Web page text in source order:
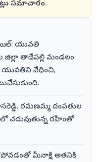
సమాచారం.
యువతి
జిల్లా తాడేపల్లి మండలం
యువతిని వేధించి,
రమణమ్మ దంపతుల
చదువుతున్న రహీంతో
మీనాక్షి అతనికి